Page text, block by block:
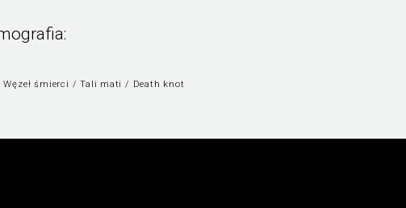
Węzeł śmierci / Tali mati / Death knot